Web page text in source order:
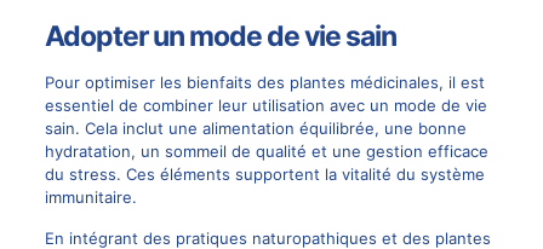
Adopter un mode de vie sain
Pour optimiser les bienfaits des plantes médicinales, il est
essentiel de combiner leur utilisation avec un mode de vie
sain. Cela inclut une alimentation équilibrée, une bonne
hydratation, un sommeil de qualité et une gestion efficace
du stress. Ces éléments supportent la vitalité du système
immunitaire.
En intégrant des pratiques naturopathiques et des plantes